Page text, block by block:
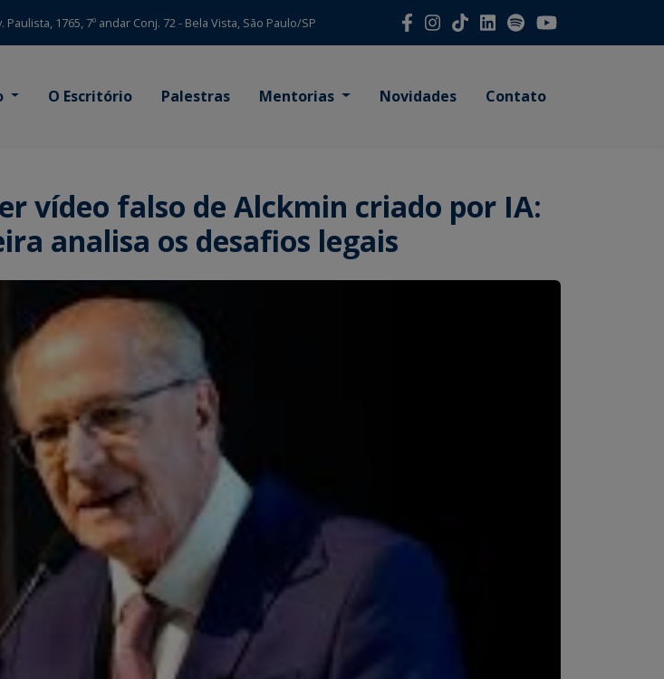
Paulista, 1765, 7º andar Conj. 72 - Bela Vista, São Paulo/SP
O Escritório Palestras Mentorias Novidades Contato
vídeo falso de Alckmin criado por IA:
analisa os desafios legais